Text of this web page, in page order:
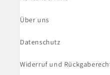
Über uns
Datenschutz
Widerruf und